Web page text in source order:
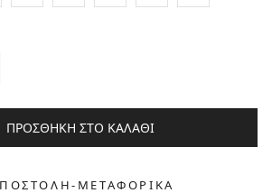
ΠΡΟΣΘΗΚΗ ΣΤΟ ΚΑΛΑΘΙ
ΜΕΤΑΦΟΡΙΚΑ